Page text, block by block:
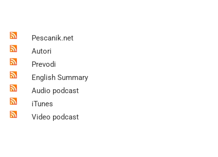
Pescanik.net
Autori
Prevodi
English Summary
Audio podcast
iTunes
Video podcast